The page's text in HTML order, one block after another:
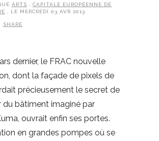
ARTS , CAPITALE EUROPÉENNE DE
, LE MERCREDI 03 AVR 2013
SHARE
dernier, le FRAC nouvelle
dont la façade de pixels de
précieusement le secret de
du bâtiment imaginé par
ouvrait enfin ses portes.
en grandes pompes où se